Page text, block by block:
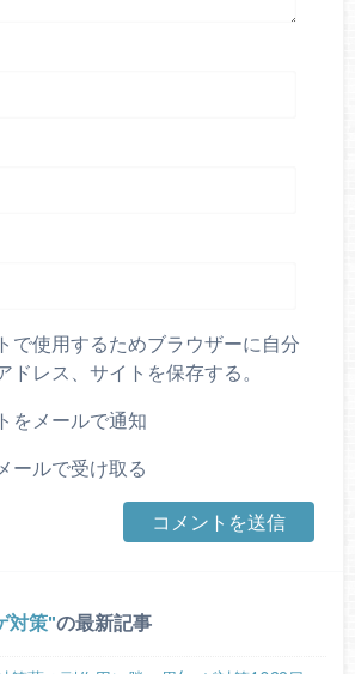
で使用するためブラウザーに自分
ドレス、サイトを保存する。
をメールで通知
ールで受け取る
対策 の最新記事